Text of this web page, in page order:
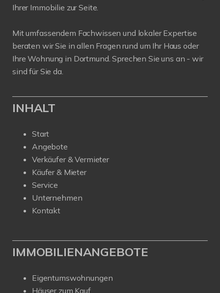
Ihrer Immobilie zur Seite.
Mit umfassendem Fachwissen und lokaler Expertise
beraten wir Sie in allen Fragen rund um Ihr Haus oder
Ihre Wohnung in Dortmund. Sprechen Sie uns an - wir
sind für Sie da.
INHALT
Start
Angebote
Verkäufer & Vermieter
Käufer & Mieter
Service
Unternehmen
Kontakt
IMMOBILIENANGEBOTE
Eigentumswohnungen
Häuser zum Kauf